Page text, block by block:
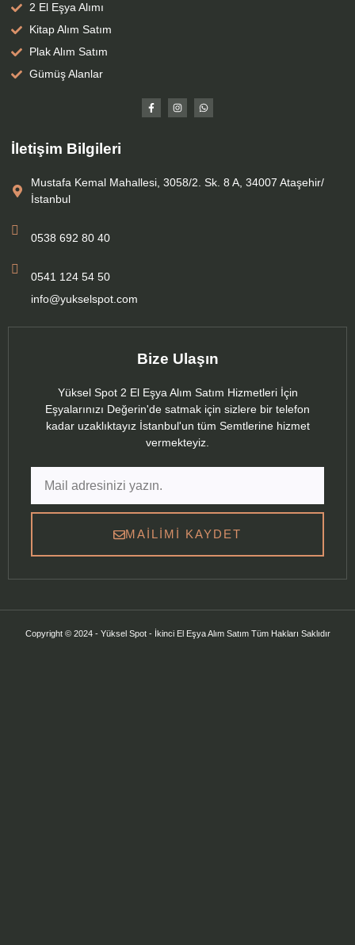
2 El Eşya Alımı
Kitap Alım Satım
Plak Alım Satım
Gümüş Alanlar
İletişim Bilgileri
Mustafa Kemal Mahallesi, 3058/2. Sk. 8 A, 34007 Ataşehir/
İstanbul
0538 692 80 40
0541 124 54 50
info@yukselspot.com
Bize Ulaşın
Yüksel Spot 2 El Eşya Alım Satım Hizmetleri İçin
Eşyalarınızı Değerin'de satmak için sizlere bir telefon
kadar uzaklıktayız İstanbul'un tüm Semtlerine hizmet
vermekteyiz.
MAILIMI KAYDET
Copyright © 2024 - Yüksel Spot - İkinci El Eşya Alım Satım Tüm Hakları Saklıdır